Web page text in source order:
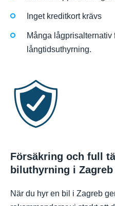
Inget kreditkort krävs
Många lågprisalternativ
långtidsuthyrning.
Försäkring och full
biluthyrning i Zagreb
När du hyr en bil i Zagreb